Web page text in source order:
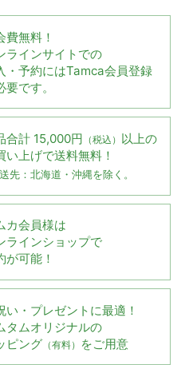
費無料！
ラインサイトでの
・予約にはTamca会員登録
要です。
合計 15,000円 （税込） 以上の
い上げで送料無料！
先：北海道・沖縄を除く。
カ会員様は
ラインショップで
が可能！
い・プレゼントに最適！
タムオリジナルの
ピング （有料） をご用意